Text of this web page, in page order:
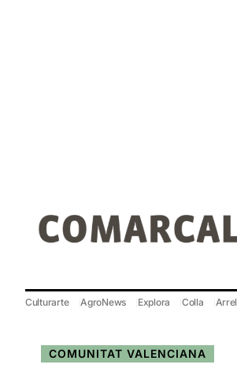
Culturarte AgroNews Explora Colla
COMUNITAT VALENCIANA